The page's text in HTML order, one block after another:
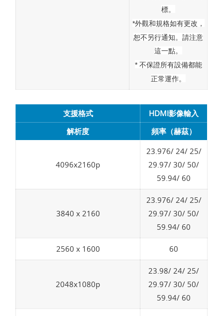
標。
*外觀和規格如有更改，
恕不另行通知。請注意
這一點。
* 不保證所有設備都能
正常運作。
支援格式
HDMI影像輸入
解析度
頻率（赫茲）
4096x2160p
23.976/ 24/ 25/
29.97/ 30/ 50/
59.94/ 60
3840 x 2160
23.976/ 24/ 25/
29.97/ 30/ 50/
59.94/ 60
2560 x 1600 60
2048x1080p
23.98/ 24/ 25/
29.97/ 30/ 50/
59.94/ 60